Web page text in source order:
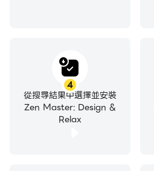
4
從搜尋結果中選擇並安裝
Zen Master: Design &
Relax